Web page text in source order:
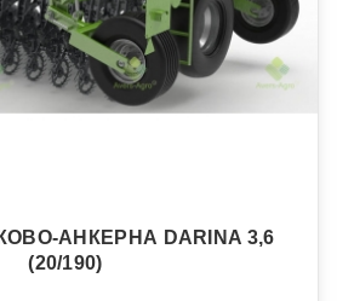
АНКЕРНА DARINA 3,6
(20/190)